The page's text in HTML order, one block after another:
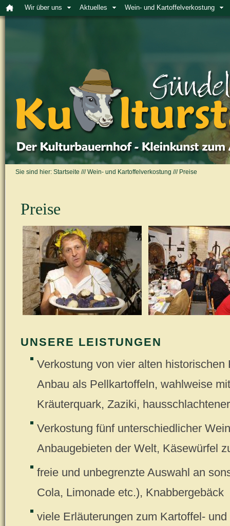
Wir über uns Aktuelles Wein- und Kartoffelverkostung
Sie sind hier: Startseite ///Wein- und Kartoffelverkostung /// Preise
Preise
UNSERE LEISTUNGEN
Verkostung von vier alten
Anbau als Pellkartoffeln, wahlweise
Kräuterquark, Zaziki,
Verkostung fünf unterschiedlicher
Anbaugebieten der Welt, Käsewürfel
freie und unbegrenzte Auswahl an
Cola, Limonade etc.), Knabbergebäck
viele Erläuterungen zum Kartoffel-